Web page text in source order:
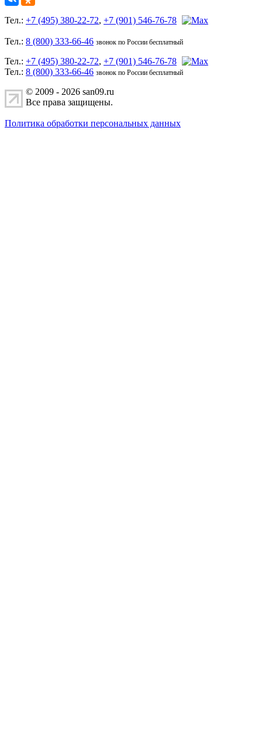
Тел.: +7 (495) 380-22-72, +7 (901) 546-76-78
Тел.: 8 (800) 333-66-46 звонок по России бесплатный
Тел.: +7 (495) 380-22-72, +7 (901) 546-76-78
Тел.: 8 (800) 333-66-46 звонок по России бесплатный
© 2009 - 2026 san09.ru
Все права защищены.
Политика обработки персональных данных